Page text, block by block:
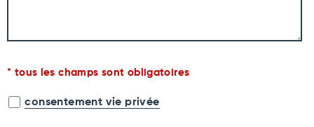
tous les champs sont obligatoires
consentement vie privée